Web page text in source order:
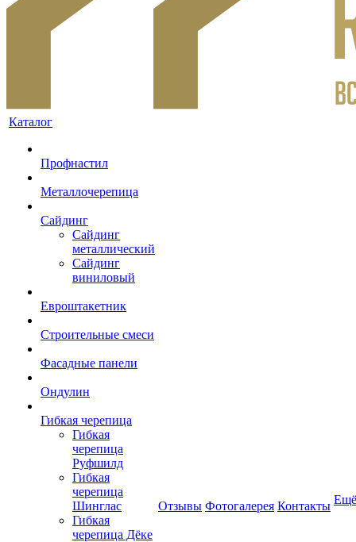
Каталог
Профнастил
Металлочерепица
Сайдинг
Сайдинг
металлический
Сайдинг
виниловый
Евроштакетник
Строительные смеси
Фасадные панели
Ондулин
Гибкая черепица
Гибкая
черепица
Руфшилд
Гибкая
черепица
Шинглас
Гибкая
черепица Дёке
Отзывы Фотогалерея Контакты Ещё